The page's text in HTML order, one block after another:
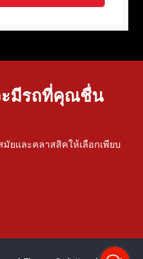
มีรถที่คุณชื่น
ยและคลาสสิคให้เลือกเพียบ